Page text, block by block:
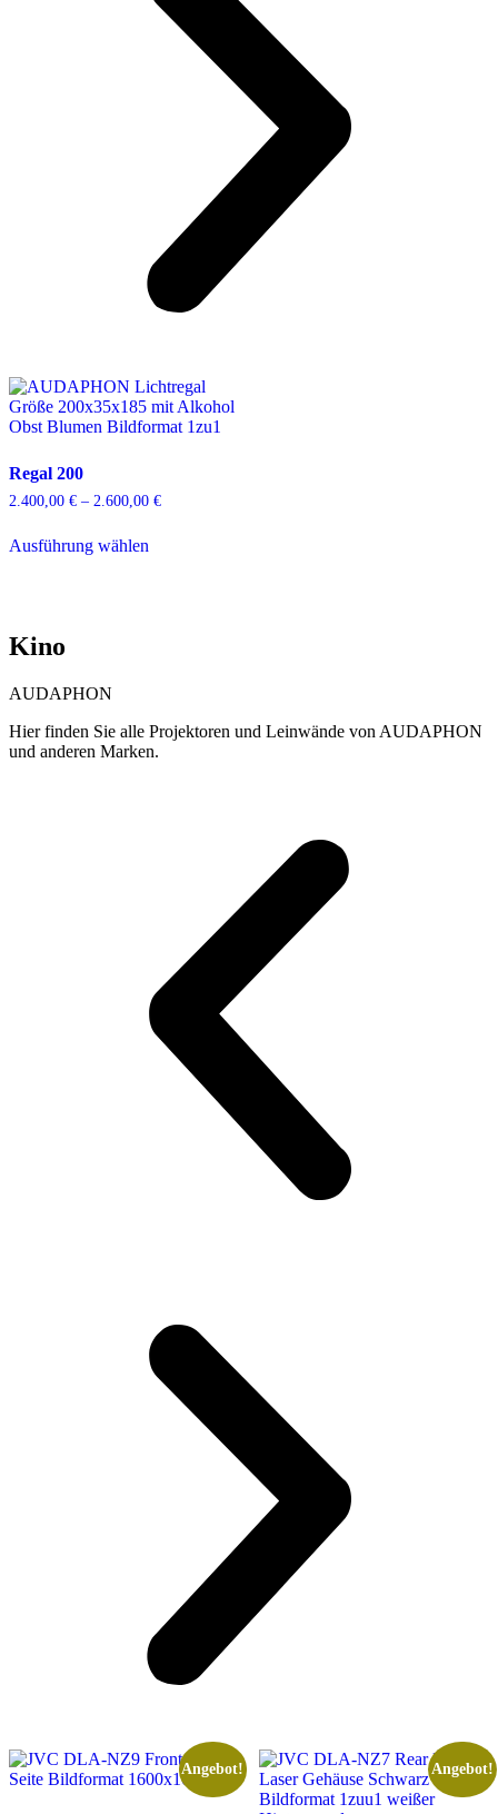
Regal 200
2.400,00 € – 2.600,00 €
Ausführung wählen
der
Produktseite
Kino
AUDAPHON
Hier finden Sie alle Projektoren und Leinwände von AUDAPHON
und anderen Marken.
Angebot! Angebot!